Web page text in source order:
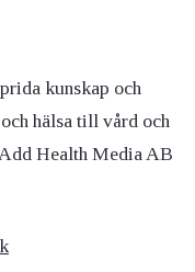
kunskap och
hälsa till vård och
Health Media AB